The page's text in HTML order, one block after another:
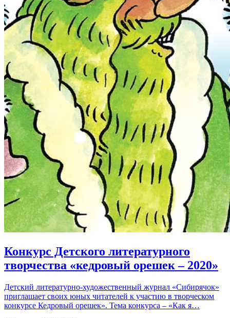
Конкурс Детского литературного
творчества «кедровый орешек – 2020»
Детский литературно-художественный журнал «Сибирячок»
приглашает своих юных читателей к участию в творческом
конкурсе Кедровый орешек». Тема конкурса – «Как я…